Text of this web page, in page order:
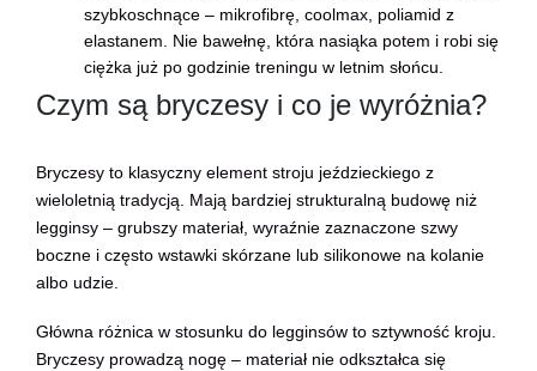
szybkoschnące – mikrofibrę, coolmax, poliamid z
elastanem. Nie bawełnę, która nasiąka potem i robi się
ciężka już po godzinie treningu w letnim słońcu.
Czym są bryczesy i co je wyróżnia?
Bryczesy to klasyczny element stroju jeździeckiego z
wieloletnią tradycją. Mają bardziej strukturalną budowę niż
legginsy – grubszy materiał, wyraźnie zaznaczone szwy
boczne i często wstawki skórzane lub silikonowe na kolanie
albo udzie.
Główna różnica w stosunku do legginsów to sztywność kroju.
Bryczesy prowadzą nogę – materiał nie odkształca się